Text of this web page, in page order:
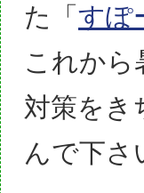
た「 すぽ
これから
対策をき
んで下さ